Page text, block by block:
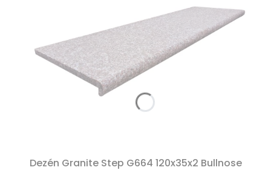
Dezén Granite Step G664 120x35x2 Bullnose